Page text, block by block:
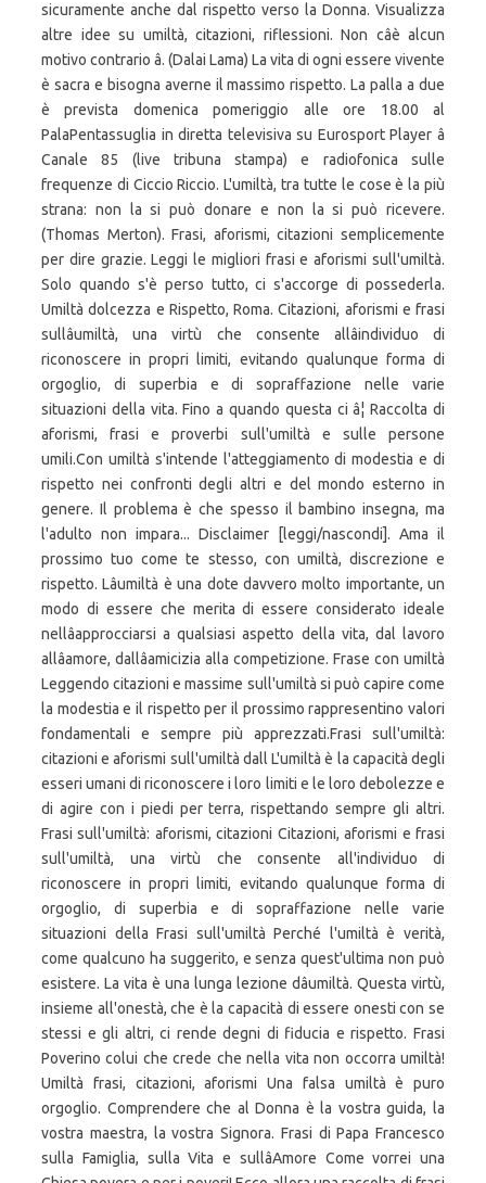
sicuramente anche dal rispetto verso la Donna. Visualizza
altre idee su umiltà, citazioni, riflessioni. Non câè alcun
motivo contrario â. (Dalai Lama) La vita di ogni essere vivente
è sacra e bisogna averne il massimo rispetto. La palla a due
è prevista domenica pomeriggio alle ore 18.00 al
PalaPentassuglia in diretta televisiva su Eurosport Player â
Canale 85 (live tribuna stampa) e radiofonica sulle
frequenze di Ciccio Riccio. L'umiltà, tra tutte le cose è la più
strana: non la si può donare e non la si può ricevere.
(Thomas Merton). Frasi, aforismi, citazioni semplicemente
per dire grazie. Leggi le migliori frasi e aforismi sull'umiltà.
Solo quando s'è perso tutto, ci s'accorge di possederla.
Umiltà dolcezza e Rispetto, Roma. Citazioni, aforismi e frasi
sullâumiltà, una virtù che consente allâindividuo di
riconoscere in propri limiti, evitando qualunque forma di
orgoglio, di superbia e di sopraffazione nelle varie
situazioni della vita. Fino a quando questa ci â¦ Raccolta di
aforismi, frasi e proverbi sull'umiltà e sulle persone
umili.Con umiltà s'intende l'atteggiamento di modestia e di
rispetto nei confronti degli altri e del mondo esterno in
genere. Il problema è che spesso il bambino insegna, ma
l'adulto non impara... Disclaimer [leggi/nascondi]. Ama il
prossimo tuo come te stesso, con umiltà, discrezione e
rispetto. Lâumiltà è una dote davvero molto importante, un
modo di essere che merita di essere considerato ideale
nellâapprocciarsi a qualsiasi aspetto della vita, dal lavoro
allâamore, dallâamicizia alla competizione. Frase con umiltà
Leggendo citazioni e massime sull'umiltà si può capire come
la modestia e il rispetto per il prossimo rappresentino valori
fondamentali e sempre più apprezzati.Frasi sull'umiltà:
citazioni e aforismi sull'umiltà dall L'umiltà è la capacità degli
esseri umani di riconoscere i loro limiti e le loro debolezze e
di agire con i piedi per terra, rispettando sempre gli altri.
Frasi sull'umiltà: aforismi, citazioni Citazioni, aforismi e frasi
sull'umiltà, una virtù che consente all'individuo di
riconoscere in propri limiti, evitando qualunque forma di
orgoglio, di superbia e di sopraffazione nelle varie
situazioni della Frasi sull'umiltà Perché l'umiltà è verità,
come qualcuno ha suggerito, e senza quest'ultima non può
esistere. La vita è una lunga lezione dâumiltà. Questa virtù,
insieme all'onestà, che è la capacità di essere onesti con se
stessi e gli altri, ci rende degni di fiducia e rispetto. Frasi
Poverino colui che crede che nella vita non occorra umiltà!
Umiltà frasi, citazioni, aforismi Una falsa umiltà è puro
orgoglio. Comprendere che al Donna è la vostra guida, la
vostra maestra, la vostra Signora. Frasi di Papa Francesco
sulla Famiglia, sulla Vita e sullâAmore Come vorrei una